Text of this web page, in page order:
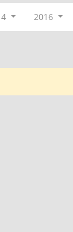
2016